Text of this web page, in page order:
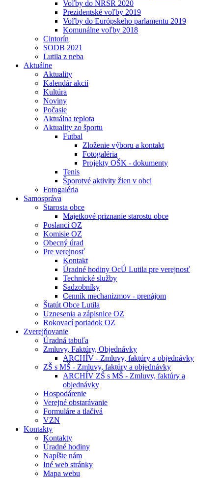
Voľby do NRSR 2020
Prezidentské voľby 2019
Voľby do Európskeho parlamentu 2019
Komunálne voľby 2018
Cintorín
SODB 2021
Lutila z neba
Aktuálne
Aktuality
Kalendár akcií
Kultúra
Noviny
Počasie
Aktuálna teplota
Aktuality zo športu
Futbal
Zloženie výboru a kontakt
Fotogaléria
Projekty OŠK - dokumenty
Tenis
Šporotvé aktivity žien v obci
Fotogaléria
Samospráva
Starosta obce
Majetkové priznanie starostu obce
Poslanci OZ
Komisie OZ
Obecný úrad
Pre verejnosť
Kontakt
Úradné hodiny OcÚ Lutila pre verejnosť
Technické služby
Sadzobníky
Cenník mechanizmov - prenájom
Štatút Obce Lutila
Uznesenia a zápisnice OZ
Rokovací poriadok OZ
Zverejňovanie
Úradná tabuľa
Zmluvy, Faktúry, Objednávky
ARCHÍV - Zmluvy, faktúry a objednávky
ZŠ s MŠ - Zmluvy, faktúry a objednávky
ARCHÍV ZŠ s MŠ - Zmluvy, faktúry a
objednávky
Hospodárenie
Verejné obstarávanie
Formuláre a tlačivá
VZN
Kontakty
Kontakty
Úradné hodiny
Napíšte nám
Iné web stránky
Mapa webu